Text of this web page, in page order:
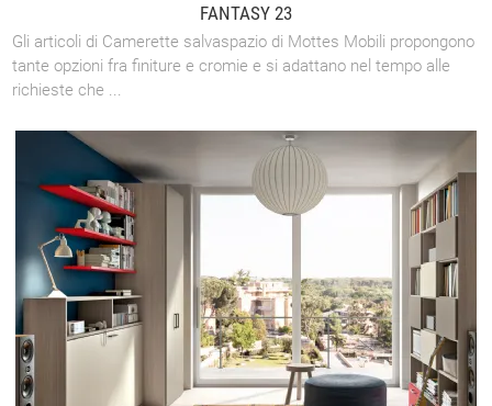
FANTASY 23
Gli articoli di Camerette salvaspazio di Mottes Mobili propongono
tante opzioni fra finiture e cromie e si adattano nel tempo alle
richieste che ...